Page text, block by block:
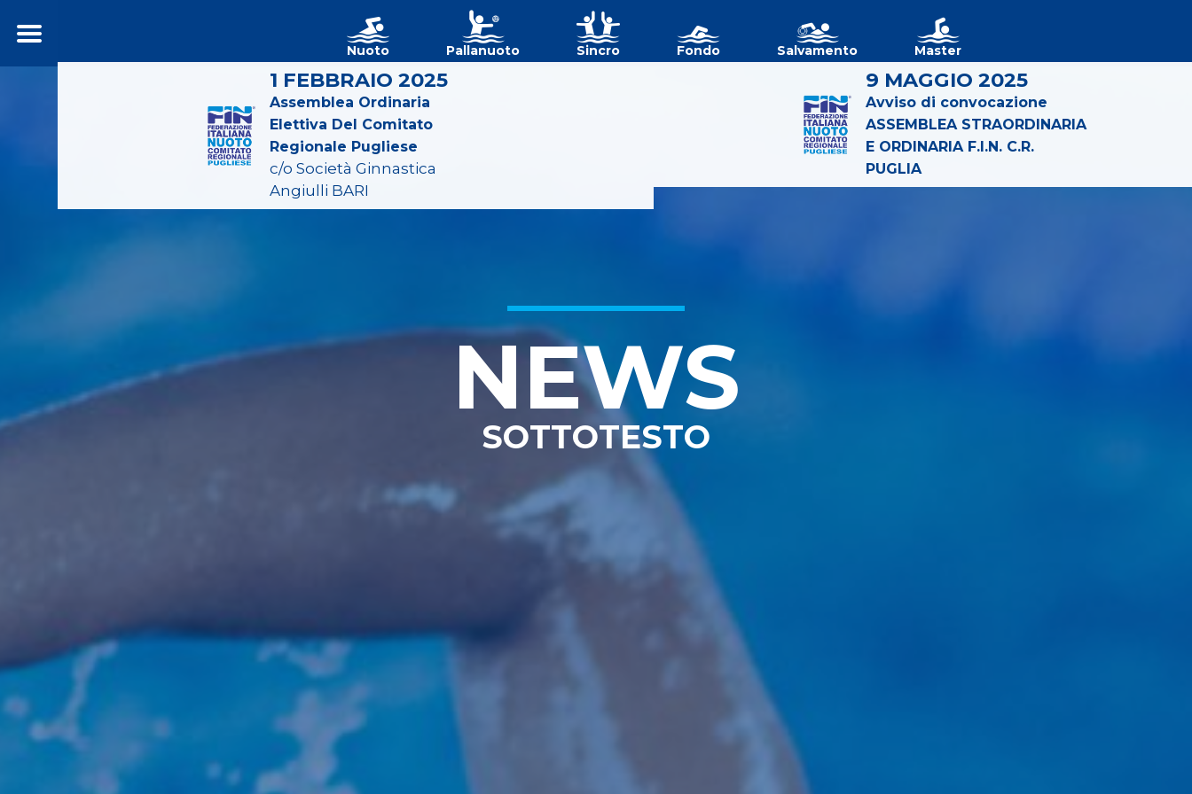
Nuoto Pallanuoto Sincro Fondo Salvamento Master
1 FEBBRAIO 2025
Assemblea Ordinaria
Elettiva Del Comitato
Regionale Pugliese
c/o Società Ginnastica
Angiulli BARI
9 MAGGIO 2025
Avviso di convocazione
ASSEMBLEA STRAORDINARIA
E ORDINARIA F.I.N. C.R.
PUGLIA
NEWS
SOTTOTESTO